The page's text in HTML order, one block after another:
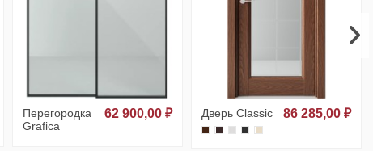
Перегородка
Grafica
62 900,00 ₽ Дверь Classic 86 285,00 ₽